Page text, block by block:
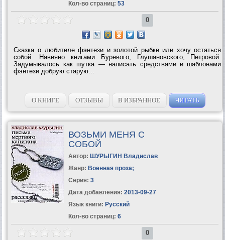
Кол-во страниц: 53
0
Сказка о любителе фэнтези и золотой рыбке или хочу остаться
собой. Навеяно книгами Буревого, Глушановского, Петровой.
Задумывалось как шутка — написать средствами и шаблонами
фэнтези добрую старую...
О КНИГЕ ОТЗЫВЫ В ИЗБРАННОЕ ЧИТАТЬ
ВОЗЬМИ МЕНЯ С
СОБОЙ
Автор: ШУРЫГИН Владислав
Жанр: Военная проза;
Серия: 3
Дата добавления: 2013-09-27
Язык книги: Русский
Кол-во страниц: 6
0